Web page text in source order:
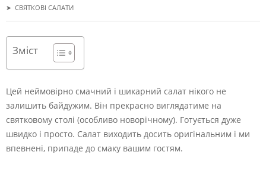
➤ СВЯТКОВІ САЛАТИ
Зміст
Цей неймовірно смачний і шикарний салат нікого не
залишить байдужим. Він прекрасно виглядатиме на
святковому столі (особливо новорічному). Готується дуже
швидко і просто. Салат виходить досить оригінальним і ми
впевнені, припаде до смаку вашим гостям.